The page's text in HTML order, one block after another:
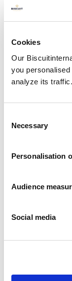
Cookies
Our
you
analyze its traffic.
Selection
Necessary
Personalisation
Audience
Social media